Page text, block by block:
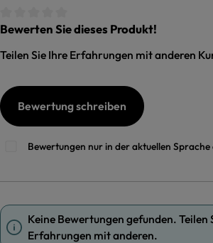
Durchschnittliche Bewertung von 0 von 5
Bewerten Sie dieses Produkt!
Teilen Sie Ihre Erfahrungen mit anderen
Bewertung schreiben
Bewertungen nur in der aktuellen Sprache
Keine Bewertungen gefunden. Teilen
Erfahrungen mit anderen.